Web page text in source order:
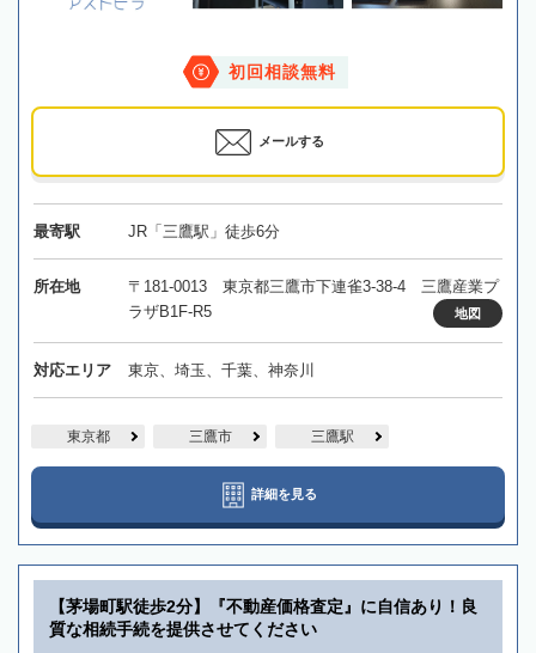
初回相談無料
メールする
最寄駅 JR「三鷹駅」徒歩6分
所在地
〒181-0013 東京都三鷹市下連雀3-38-4 三鷹産業プ
ラザB1F-R5
地図
対応エリア 東京、埼玉、千葉、神奈川
東京都 三鷹市 三鷹駅
詳細を見る
【茅場町駅徒歩2分】『不動産価格査定』に自信あり！良
質な相続手続を提供させてください